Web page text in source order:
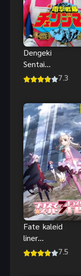
Dengeki
Sentai
Changeman
สายฟ้า เชนจ์
แมน สนุก
7.3
Fate kaleid
liner
Prisma☆Illya
7.5